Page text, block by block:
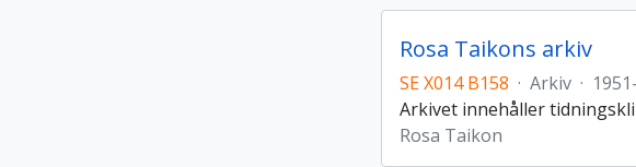
Rosa Taikons arkiv
SE X014 B158 · Arkiv ·
Arkivet innehåller
Rosa Taikon